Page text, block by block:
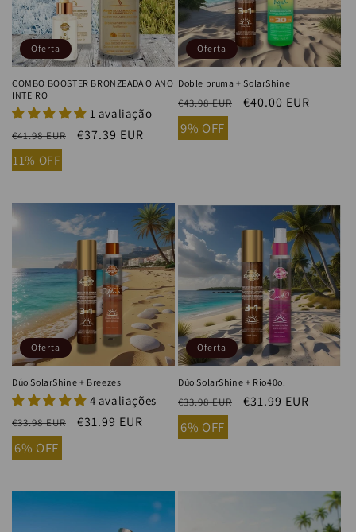
Oferta
COMBO BOOSTER BRONZEADA O ANO
INTEIRO
1 avaliação
Precio
habitual
€41.98 EUR
Precio
€37.39 EUR
11% OFF
Oferta
Doble bruma + SolarShine
Precio
habitual
€43.98 EUR
Precio
€40.00 EUR
9% OFF
Oferta
Dúo SolarShine + Breezes
4 avaliações
Precio
habitual
€33.98 EUR
Precio
€31.99 EUR
6% OFF
Oferta
Dúo SolarShine + Rio40o.
Precio
habitual
€33.98 EUR
Precio
€31.99 EUR
6% OFF